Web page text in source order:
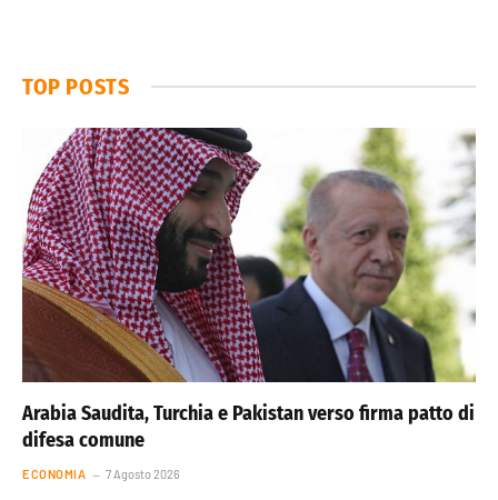
TOP POSTS
Arabia Saudita, Turchia e Pakistan verso firma patto di
difesa comune
ECONOMIA 7 Agosto 2026